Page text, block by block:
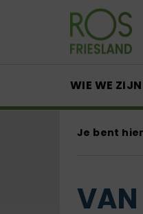
WIE WE ZIJN
Je bent
VAN